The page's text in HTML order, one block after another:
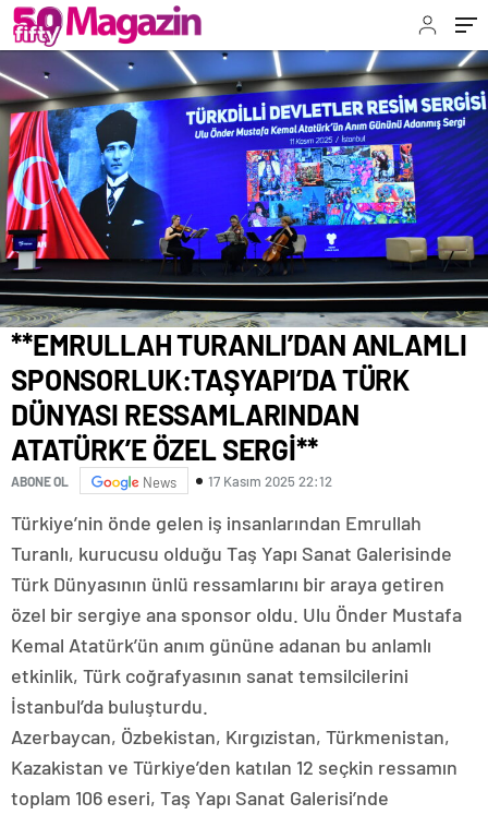
RESSAMLARINDAN ATATÜRK’E ÖZEL SERGİ**
**EMRULLAH TURANLI’DAN ANLAMLI
SPONSORLUK:TAŞYAPI’DA TÜRK
DÜNYASI RESSAMLARINDAN
ATATÜRK’E ÖZEL SERGİ**
ABONE OL News 17 Kasım 2025 22:12
Türkiye’nin önde gelen iş insanlarından Emrullah
Turanlı, kurucusu olduğu Taş Yapı Sanat Galerisinde
Türk Dünyasının ünlü ressamlarını bir araya getiren
özel bir sergiye ana sponsor oldu. Ulu Önder Mustafa
Kemal Atatürk’ün anım gününe adanan bu anlamlı
etkinlik, Türk coğrafyasının sanat temsilcilerini
İstanbul’da buluşturdu.
Azerbaycan, Özbekistan, Kırgızistan, Türkmenistan,
Kazakistan ve Türkiye’den katılan 12 seçkin ressamın
toplam 106 eseri, Taş Yapı Sanat Galerisi’nde